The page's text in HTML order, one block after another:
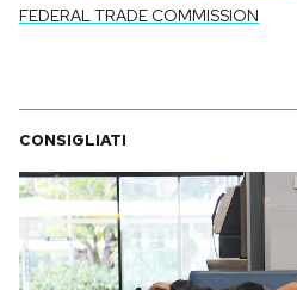
FEDERAL TRADE COMMISSION
CONSIGLIATI